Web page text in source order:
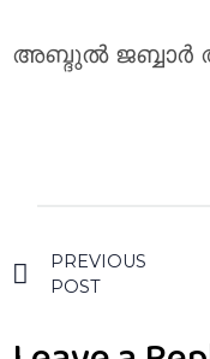
അബ്ദുൽ ജബ്ബാർ
PREVIOUS
POST